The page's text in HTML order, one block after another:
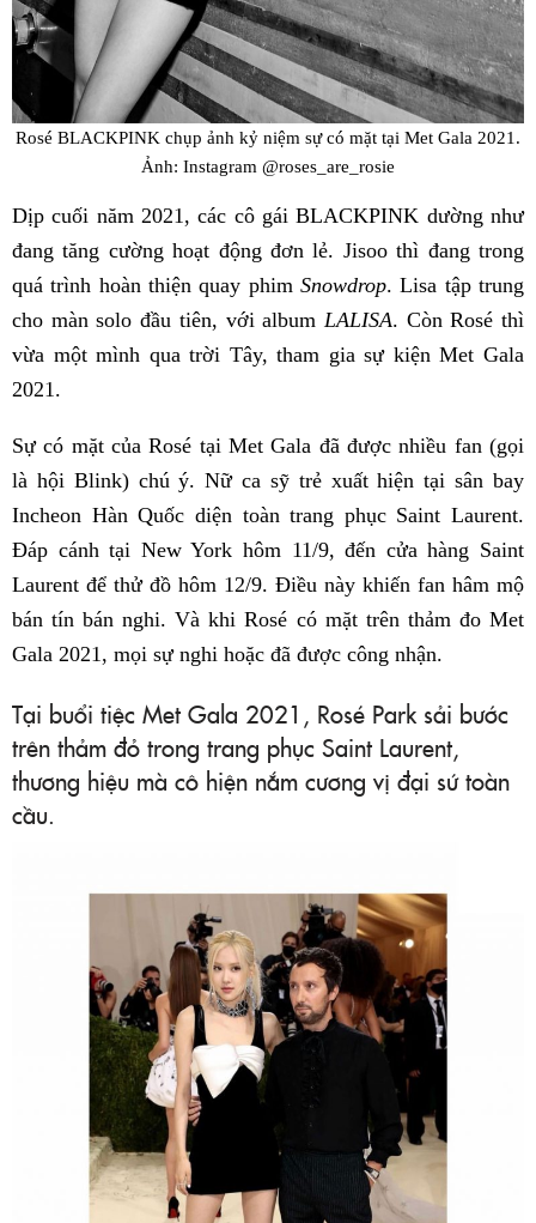
Rosé BLACKPINK chụp ảnh kỷ niệm sự có mặt tại Met Gala 2021.
Ảnh: Instagram @roses_are_rosie
Dịp cuối năm 2021, các cô gái BLACKPINK dường như
đang tăng cường hoạt động đơn lẻ. Jisoo thì đang trong
quá trình hoàn thiện quay phim Snowdrop. Lisa tập trung
cho màn solo đầu tiên, với album LALISA. Còn Rosé thì
vừa một mình qua trời Tây, tham gia sự kiện Met Gala
2021.
Sự có mặt của Rosé tại Met Gala đã được nhiều fan (gọi
là hội Blink) chú ý. Nữ ca sỹ trẻ xuất hiện tại sân bay
Incheon Hàn Quốc diện toàn trang phục Saint Laurent.
Đáp cánh tại New York hôm 11/9, đến cửa hàng Saint
Laurent để thử đồ hôm 12/9. Điều này khiến fan hâm mộ
bán tín bán nghi. Và khi Rosé có mặt trên thảm đo Met
Gala 2021, mọi sự nghi hoặc đã được công nhận.
Tại buổi tiệc Met Gala 2021, Rosé Park sải bước
trên thảm đỏ trong trang phục Saint Laurent,
thương hiệu mà cô hiện nắm cương vị đại sứ toàn
cầu.